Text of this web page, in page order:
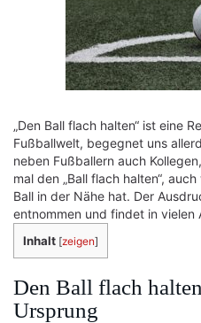
„Den Ball flach halten“ ist eine
Fußballwelt, begegnet uns
neben Fußballern auch
mal den „Ball flach halten“,
Ball in der Nähe hat. Der
entnommen und findet in vielen
Inhalt [zeigen]
Den Ball flach
Ursprung